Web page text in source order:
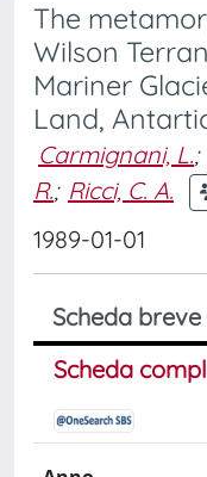
The
Wilson
Mariner
Land,
Carmignani, L.;
R.; Ricci, C. A.
1989-01-01
Scheda breve
Scheda